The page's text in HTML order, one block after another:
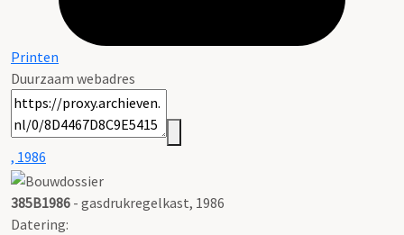
Printen
Duurzaam webadres
, 1986
385B1986 - gasdrukregelkast, 1986
Datering: